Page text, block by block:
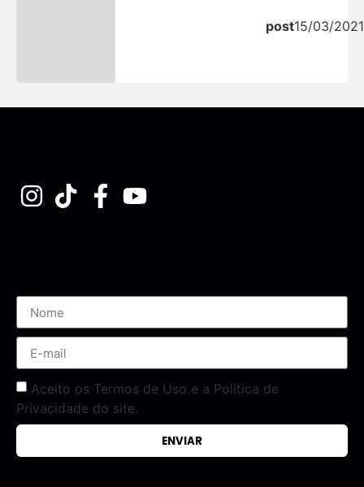
post15/03/2021
Aceito os Termos de Uso e a Política de
Privacidade do site.
ENVIAR